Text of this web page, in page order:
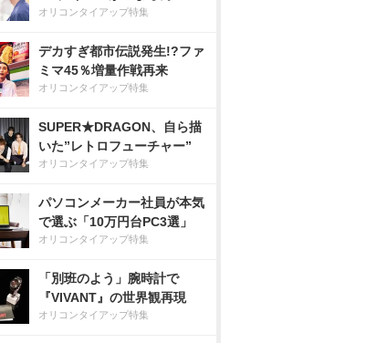
オリコンタイアップ特集
デカすぎ都市伝説発生!?ファ
ミマ45％増量作戦再来
オリコンタイアップ特集
SUPER★DRAGON、自ら描
いた”レトロフューチャー”
オリコンタイアップ特集
パソコンメーカー社員が本気
で選ぶ「10万円台PC3選」
オリコンタイアップ特集
「別班のよう」腕時計で
『VIVANT』の世界観再現
オリコンタイアップ特集